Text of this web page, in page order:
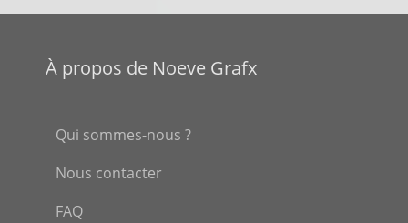
À propos de Noeve Grafx
Qui sommes-nous ?
Nous contacter
FAQ